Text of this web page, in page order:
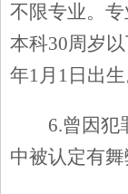
不限专业。
本科30周岁
年1月1日出生
6.曾因犯
中被认定有